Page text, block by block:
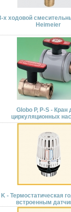
x ходовой
Heimeier
Globo P, P-S - Кран
циркуляционных
K - Термостатическая
встроенным